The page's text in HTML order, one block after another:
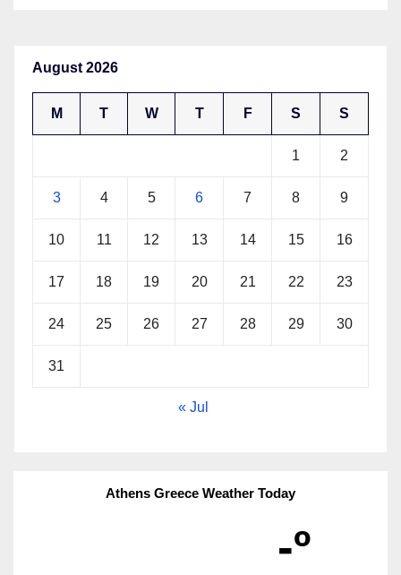
August 2026
M T W T F S S
1 2
3 4 5 6 7 8 9
10 11 12 13 14 15 16
17 18 19 20 21 22 23
24 25 26 27 28 29 30
31
« Jul
Athens Greece Weather Today
-º